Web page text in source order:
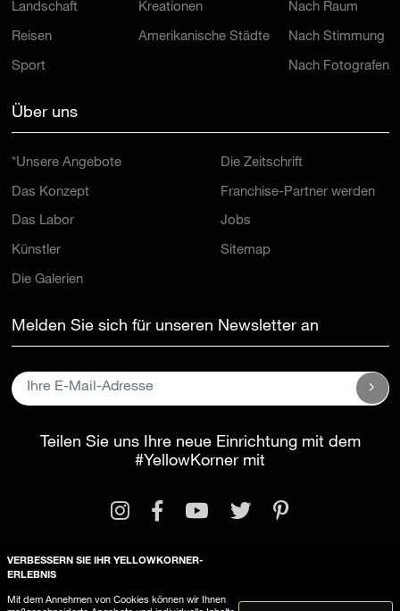
Landschaft
Reisen
Sport
Kreationen
Amerikanische Städte
Nach Raum
Nach Stimmung
Nach Fotografen
Über uns
*Unsere Angebote
Das Konzept
Das Labor
Künstler
Die Galerien
Die Zeitschrift
Franchise-Partner werden
Jobs
Sitemap
Melden Sie sich für unseren Newsletter an
Teilen Sie uns Ihre neue Einrichtung mit dem
#YellowKorner mit
Rechtliche Informationen
VERBESSERN SIE IHR YELLOWKORNER-
ERLEBNIS
Mit dem Annehmen von Cookies können wir Ihnen